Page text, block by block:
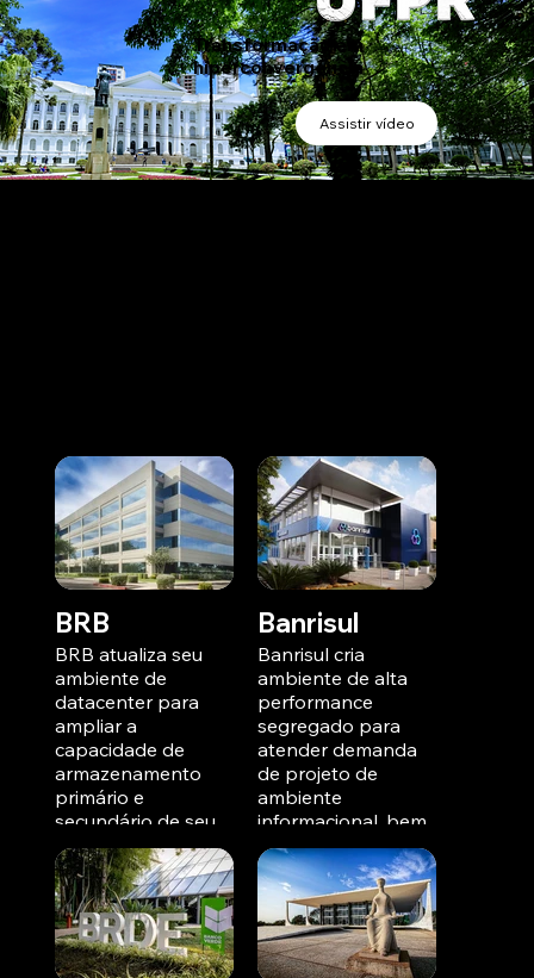
Transformação em
hiperconvergência
Assistir vídeo
BRB
BRB atualiza seu
ambiente de
datacenter para
ampliar a
capacidade de
armazenamento
primário e
secundário de seu
backup.
Saiba mais
Banrisul
Banrisul cria
ambiente de alta
performance
segregado para
atender demanda
de projeto de
ambiente
informacional, bem
como, cria ambiente
de contingência
contra desastres
para proteger
informações dos
negócios.